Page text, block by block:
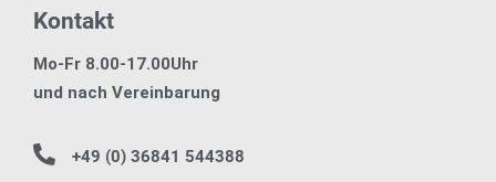
Kontakt
Mo-Fr 8.00-17.00Uhr
und nach Vereinbarung
+49 (0) 36841 544388